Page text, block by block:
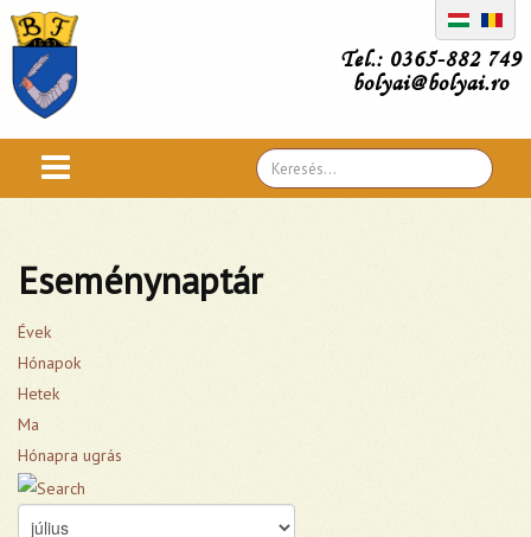
Tel.: 0365-882 749
bolyai@bolyai.ro
Search
...
Eseménynaptár
Évek
Hónapok
Hetek
Ma
Hónapra ugrás